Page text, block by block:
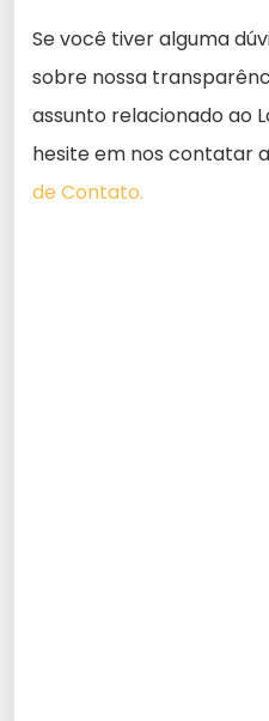
Se você tiver alguma
sobre nossa
assunto relacionado ao
hesite em nos contatar
de Contato.